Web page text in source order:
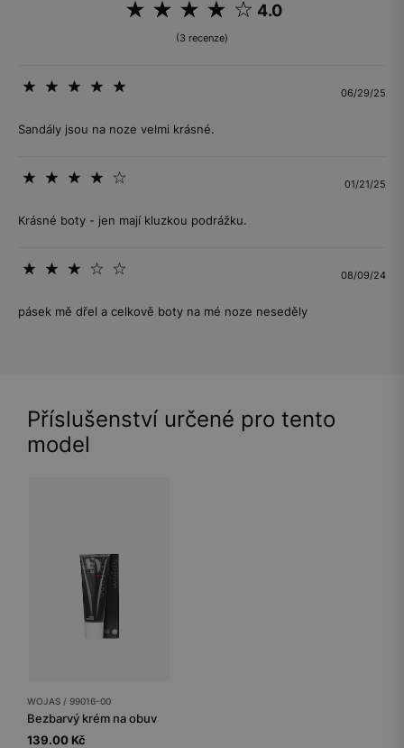
4.0
(3 recenze)
06/29/25
Sandály jsou na noze velmi krásné.
01/21/25
Krásné boty - jen mají kluzkou podrážku.
08/09/24
pásek mě dřel a celkově boty na mé noze neseděly
Příslušenství určené pro tento
model
WOJAS / 99016-00
Bezbarvý krém na obuv
139.00 Kč